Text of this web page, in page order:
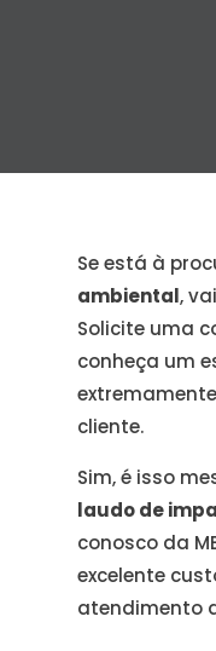
Se está à
ambiental,
Solicite uma
conheça um
cliente.
Sim, é isso
laudo de
conosco da
excelente
atendimento